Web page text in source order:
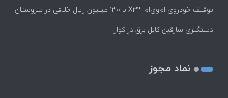
توقیف خودروی ام‌وی‌ام X33 با ۱۳۰ میلیون ریال خلافی در سروستان
دستگیری سارقین کابل برق در کوار
نماد مجوز